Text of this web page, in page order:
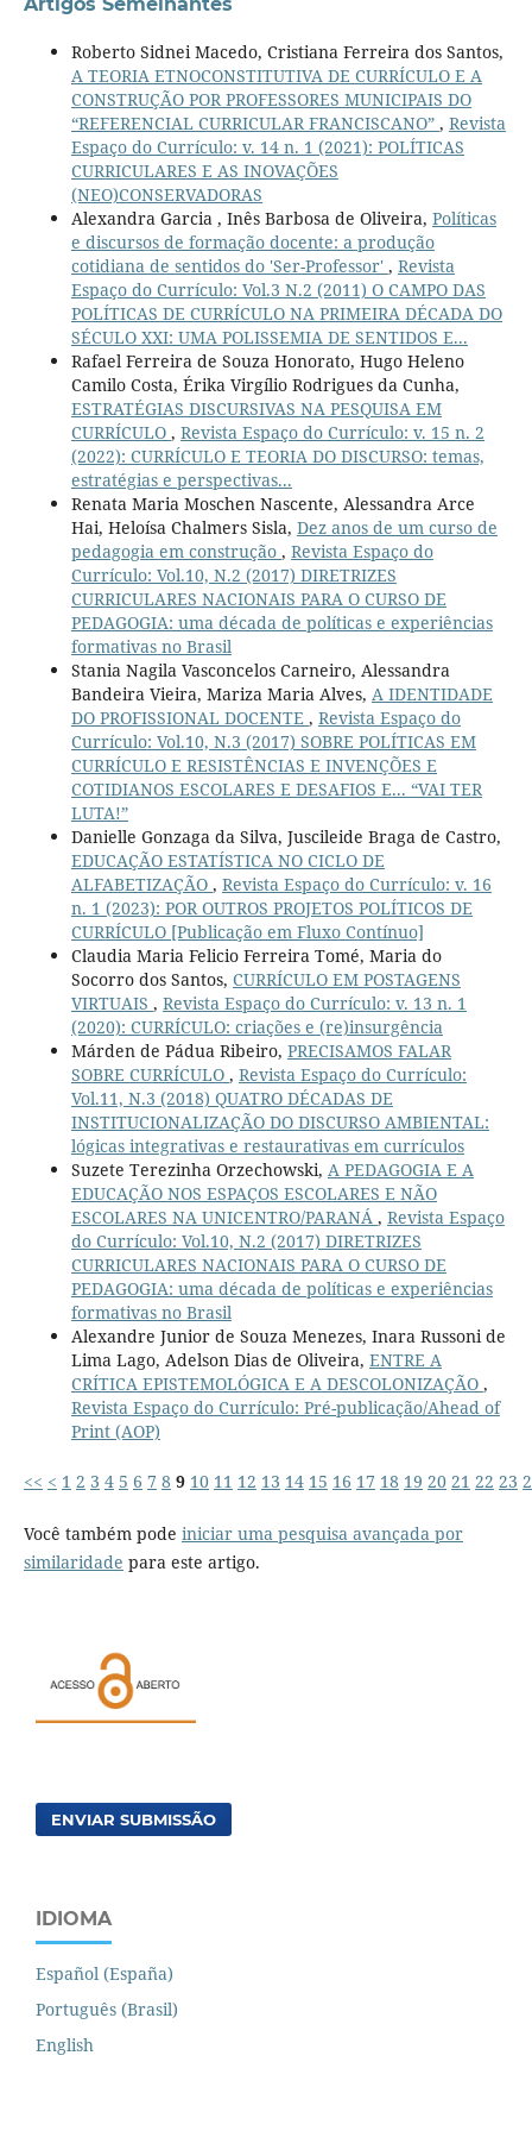
Roberto Sidnei Macedo, Cristiana Ferreira dos Santos,
A TEORIA ETNOCONSTITUTIVA DE CURRÍCULO E A
CONSTRUÇÃO POR PROFESSORES MUNICIPAIS DO
“REFERENCIAL CURRICULAR FRANCISCANO” , Revista
Espaço do Currículo: v. 14 n. 1 (2021): POLÍTICAS
CURRICULARES E AS INOVAÇÕES
(NEO)CONSERVADORAS
Alexandra Garcia , Inês Barbosa de Oliveira, Políticas
e discursos de formação docente: a produção
cotidiana de sentidos do 'Ser-Professor' , Revista
Espaço do Currículo: Vol.3 N.2 (2011) O CAMPO DAS
POLÍTICAS DE CURRÍCULO NA PRIMEIRA DÉCADA DO
SÉCULO XXI: UMA POLISSEMIA DE SENTIDOS E...
Rafael Ferreira de Souza Honorato, Hugo Heleno
Camilo Costa, Érika Virgílio Rodrigues da Cunha,
ESTRATÉGIAS DISCURSIVAS NA PESQUISA EM
CURRÍCULO , Revista Espaço do Currículo: v. 15 n. 2
(2022): CURRÍCULO E TEORIA DO DISCURSO: temas,
estratégias e perspectivas...
Renata Maria Moschen Nascente, Alessandra Arce
Hai, Heloísa Chalmers Sisla, Dez anos de um curso de
pedagogia em construção , Revista Espaço do
Currículo: Vol.10, N.2 (2017) DIRETRIZES
CURRICULARES NACIONAIS PARA O CURSO DE
PEDAGOGIA: uma década de políticas e experiências
formativas no Brasil
Stania Nagila Vasconcelos Carneiro, Alessandra
Bandeira Vieira, Mariza Maria Alves, A IDENTIDADE
DO PROFISSIONAL DOCENTE , Revista Espaço do
Currículo: Vol.10, N.3 (2017) SOBRE POLÍTICAS EM
CURRÍCULO E RESISTÊNCIAS E INVENÇÕES E
COTIDIANOS ESCOLARES E DESAFIOS E... “VAI TER
LUTA!”
Danielle Gonzaga da Silva, Juscileide Braga de Castro,
EDUCAÇÃO ESTATÍSTICA NO CICLO DE
ALFABETIZAÇÃO , Revista Espaço do Currículo: v. 16
n. 1 (2023): POR OUTROS PROJETOS POLÍTICOS DE
CURRÍCULO [Publicação em Fluxo Contínuo]
Claudia Maria Felicio Ferreira Tomé, Maria do
Socorro dos Santos, CURRÍCULO EM POSTAGENS
VIRTUAIS , Revista Espaço do Currículo: v. 13 n. 1
(2020): CURRÍCULO: criações e (re)insurgência
Márden de Pádua Ribeiro, PRECISAMOS FALAR
SOBRE CURRÍCULO , Revista Espaço do Currículo:
Vol.11, N.3 (2018) QUATRO DÉCADAS DE
INSTITUCIONALIZAÇÃO DO DISCURSO AMBIENTAL:
lógicas integrativas e restaurativas em currículos
Suzete Terezinha Orzechowski, A PEDAGOGIA E A
EDUCAÇÃO NOS ESPAÇOS ESCOLARES E NÃO
ESCOLARES NA UNICENTRO/PARANÁ , Revista Espaço
do Currículo: Vol.10, N.2 (2017) DIRETRIZES
CURRICULARES NACIONAIS PARA O CURSO DE
PEDAGOGIA: uma década de políticas e experiências
formativas no Brasil
Alexandre Junior de Souza Menezes, Inara Russoni de
Lima Lago, Adelson Dias de Oliveira, ENTRE A
CRÍTICA EPISTEMOLÓGICA E A DESCOLONIZAÇÃO ,
Revista Espaço do Currículo: Pré-publicação/Ahead of
Print (AOP)
<< < 1 2 3 4 5 6 7 8 9 10 11 12 13 14 15 16 17 18 19 20 21 22 23
Você também pode iniciar uma pesquisa avançada por
similaridade para este artigo.
ENVIAR SUBMISSÃO
IDIOMA
Español (España)
Português (Brasil)
English